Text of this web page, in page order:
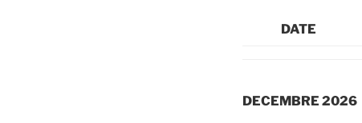
DATE
DECEMBRE 2026